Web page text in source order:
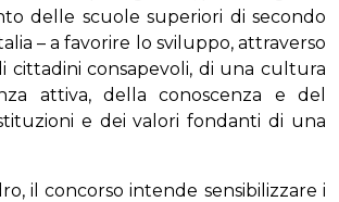
delle scuole superiori di secondo
– a favorire lo sviluppo, attraverso
cittadini consapevoli, di una cultura
attiva, della conoscenza e del
e dei valori fondanti di una
il concorso intende sensibilizzare i